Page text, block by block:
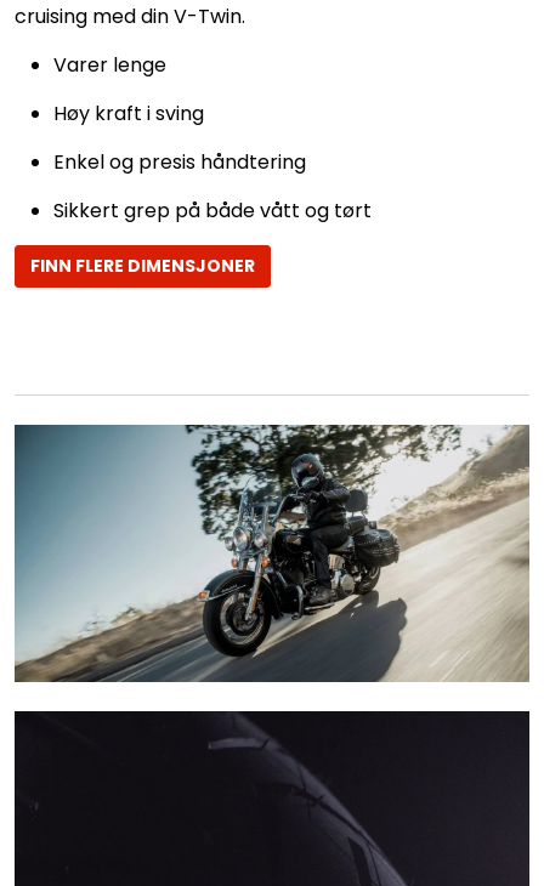
cruising med din V-Twin.
Varer lenge
Høy kraft i sving
Enkel og presis håndtering
Sikkert grep på både vått og tørt
FINN FLERE DIMENSJONER